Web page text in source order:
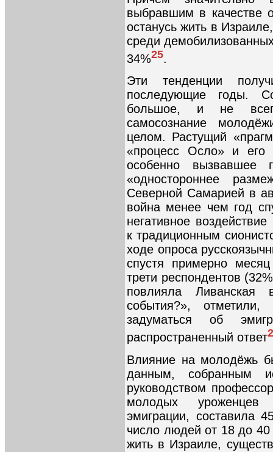
выбравшим в качестве
останусь жить в
среди
34%25.
Эти тенденции
последующие годы.
большое, и не
самосознание
целом. Растущий
«процесс Осло» и его
особенно вызвавшее
«одностороннее
Северной Самарией в
война менее чем год
негативное
к традиционным
ходе опроса
спустя примерно
трети респондентов
повлияла
события?»,
задуматься об
распространенный ответ
Влияние на молодёжь
данным, собранным
руководством
молодых
эмиграции, составила
число людей от 18 до 40
жить в Израиле,